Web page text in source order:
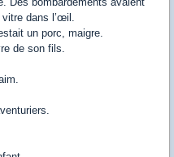
dans l’œil.
un porc, maigre.
de son fils.